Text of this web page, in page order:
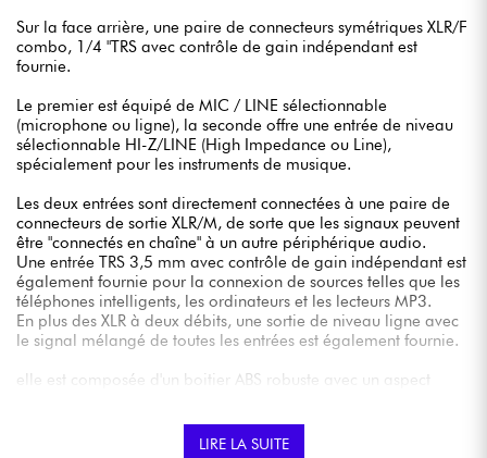
Sur la face arrière, une paire de connecteurs symétriques XLR/F
combo, 1/4 "TRS avec contrôle de gain indépendant est
fournie.
Le premier est équipé de MIC / LINE sélectionnable
(microphone ou ligne), la seconde offre une entrée de niveau
sélectionnable HI-Z/LINE (High Impedance ou Line),
spécialement pour les instruments de musique.
Les deux entrées sont directement connectées à une paire de
connecteurs de sortie XLR/M, de sorte que les signaux peuvent
être "connectés en chaîne" à un autre périphérique audio.
Une entrée TRS 3,5 mm avec contrôle de gain indépendant est
également fournie pour la connexion de sources telles que les
téléphones intelligents, les ordinateurs et les lecteurs MP3.
En plus des XLR à deux débits, une sortie de niveau ligne avec
le signal mélangé de toutes les entrées est également fournie.
elle est composée d'un boitier ABS robuste avec un aspect
LIRE LA SUITE